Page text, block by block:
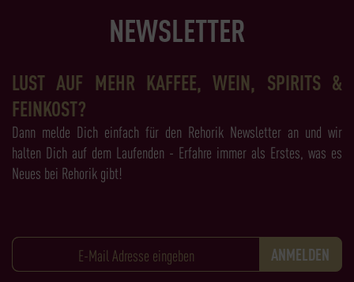
NEWSLETTER
LUST AUF MEHR KAFFEE, WEIN, SPIRITS &
FEINKOST?
Dann melde Dich einfach für den Rehorik Newsletter an und wir
halten Dich auf dem Laufenden - Erfahre immer als Erstes, was es
Neues bei Rehorik gibt!